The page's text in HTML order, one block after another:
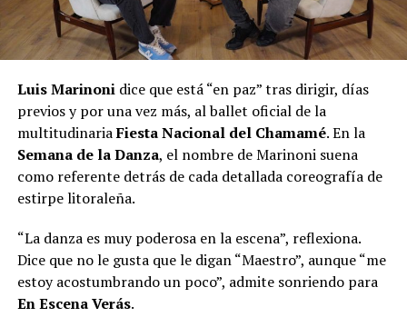
Luis Marinonidice que está “en paz” tras dirigir, días
previos y por una vez más, al ballet oficial de la
multitudinariaFiesta Nacional del Chamamé. En la
Semana de la Danza, el nombre de Marinoni suena
como referente detrás de cada detallada coreografía de
estirpe litoraleña.
“La danza es muy poderosa en la escena”, reflexiona.
Dice que no le gusta que le digan “Maestro”, aunque “me
estoy acostumbrando un poco”, admite sonriendo para
En Escena Verás.